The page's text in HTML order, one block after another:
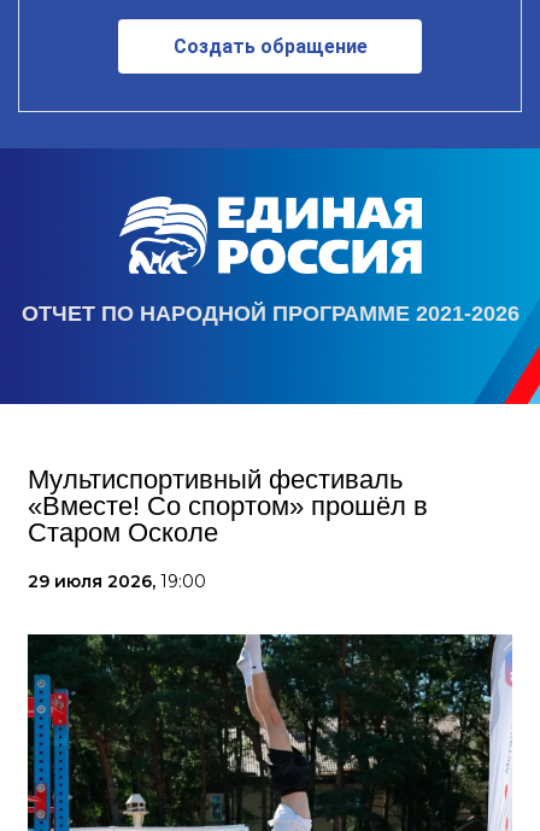
Создать обращение
ОТЧЕТ ПО НАРОДНОЙ ПРОГРАММЕ 2021-2026
Мультиспортивный фестиваль
«Вместе! Со спортом» прошёл в
Старом Осколе
29 июля 2026, 19:00